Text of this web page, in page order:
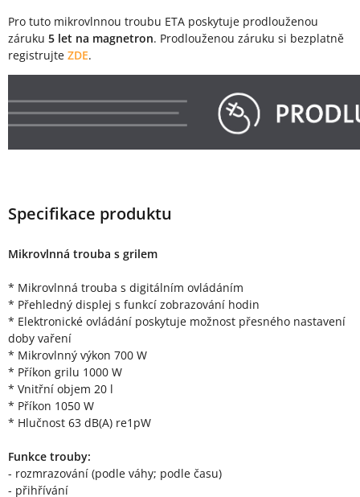
Pro tuto mikrovlnnou troubu ETA poskytuje prodlouženou
záruku 5 let na magnetron. Prodlouženou záruku si bezplatně
registrujte ZDE.
Specifikace produktu
Mikrovlnná trouba s grilem
* Mikrovlnná trouba s digitálním ovládáním
* Přehledný displej s funkcí zobrazování hodin
* Elektronické ovládání poskytuje možnost přesného nastavení
doby vaření
* Mikrovlnný výkon 700 W
* Příkon grilu 1000 W
* Vnitřní objem 20 l
* Příkon 1050 W
* Hlučnost 63 dB(A) re1pW
Funkce trouby:
- rozmrazování (podle váhy; podle času)
- přihřívání